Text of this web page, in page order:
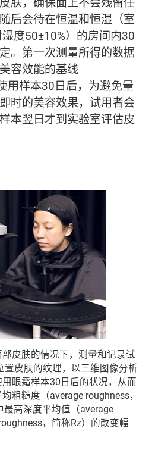
后会待在恒温和恒湿（室
度50±10%）的房间内30
。第一次测量所得的数据
容效能的基线
用样本30日后，为避免量
时的美容效果，试用者会
本翌日才到实验室评估皮
皮肤的情况下，测量和记录试
置皮肤的纹理，以三维图像分析
眼霜样本30日后的状况，从而
粗糙度（average roughness，
高深度平均值（average
，简称Rz）的改变幅